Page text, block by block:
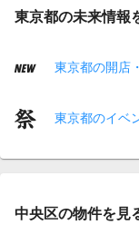
東京都の未来情報
東京都の開店
東京都のイベ
中央区の物件を見